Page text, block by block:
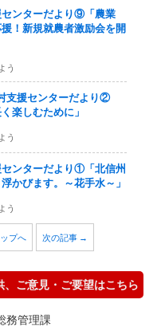
ンターだより⑨「農業
！新規就農者激励会を開
う
支援センターだより②
楽しむために」
う
ンターだより①「北信州
かびます。～花手水～」
う
プへ 次の記事 →
ご意見・ご要望はこちら
務管理課